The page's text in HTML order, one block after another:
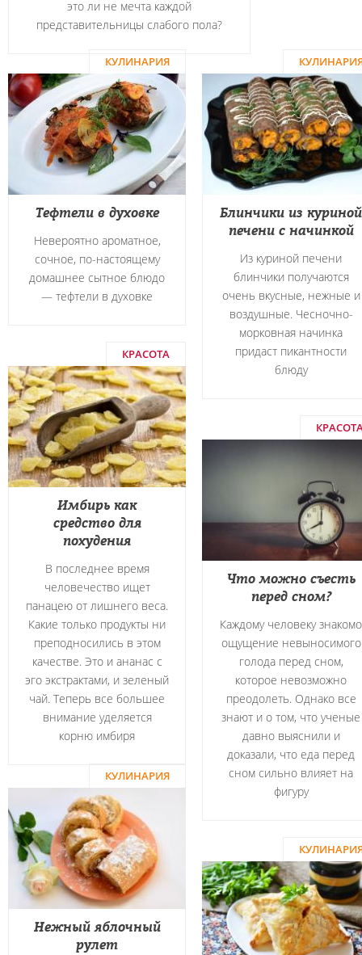
это ли не мечта каждой
представительницы слабого пола?
КУЛИНАРИЯ
Тефтели в духовке
Невероятно ароматное,
сочное, по-настоящему
домашнее сытное блюдо
― тефтели в духовке
Блинчики из куриной
печени с начинкой
Из куриной печени
блинчики получаются
очень вкусные, нежные и
воздушные. Чесночно-
морковная начинка
придаст пикантности
блюду
КРАСОТА
Имбирь как
средство для
похудения
В последнее время
человечество ищет
панацею от лишнего веса.
Какие только продукты ни
преподносились в этом
качестве. Это и ананас с
эго экстрактами, и зеленый
чай. Теперь все большее
внимание уделяется
корню имбиря
Что можно съесть
перед сном?
Каждому человеку знакомо
ощущение невыносимого
голода перед сном,
которое невозможно
преодолеть. Однако все
знают и о том, что ученые
давно выяснили и
доказали, что еда перед
сном сильно влияет на
фигуру
КУЛИНАРИЯ
Нежный яблочный
рулет